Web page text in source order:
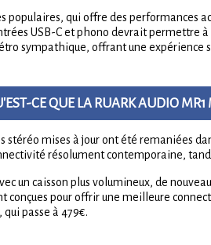
populaires, qui offre des performances
USB-C et phono devrait permettre
sympathique, offrant une expérience
CE QUE LA RUARK AUDIO MR1
stéréo mises à jour ont été remaniées
résolument contemporaine,
un caisson plus volumineux, de
conçues pour offrir une meilleure
passe à 479€.